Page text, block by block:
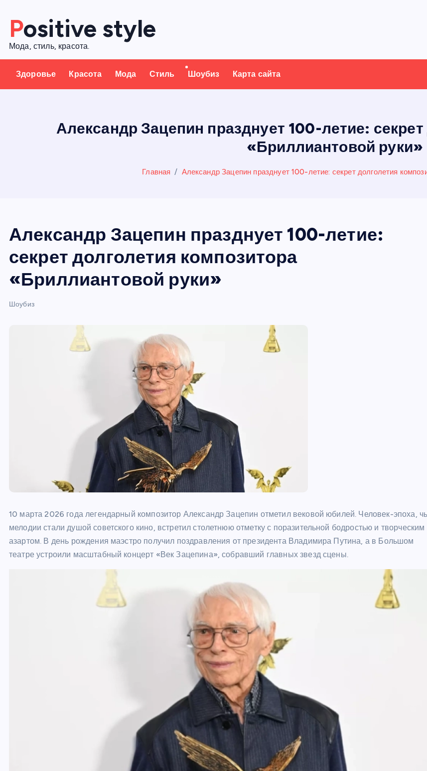
Positive style
Мода, стиль, красота.
Здоровье Красота Мода Стиль Шоубиз Карта сайта
Александр Зацепин празднует 100-летие:
«Бриллиантовой руки»
Главная Александр Зацепин празднует 100-летие: секрет долголетия
Александр Зацепин празднует 100-летие:
секрет долголетия композитора
«Бриллиантовой руки»
Шоубиз
10 марта 2026 года легендарный композитор Александр Зацепин отметил вековой юбилей. Человек-эпоха,
мелодии стали душой советского кино, встретил столетнюю отметку с поразительной бодростью и творческим
азартом. В день рождения маэстро получил поздравления от президента Владимира Путина, а в Большом
театре устроили масштабный концерт «Век Зацепина», собравший главных звезд сцены.
Райан Гослинг расписался в
любви к мыльным операм
сразу же получил